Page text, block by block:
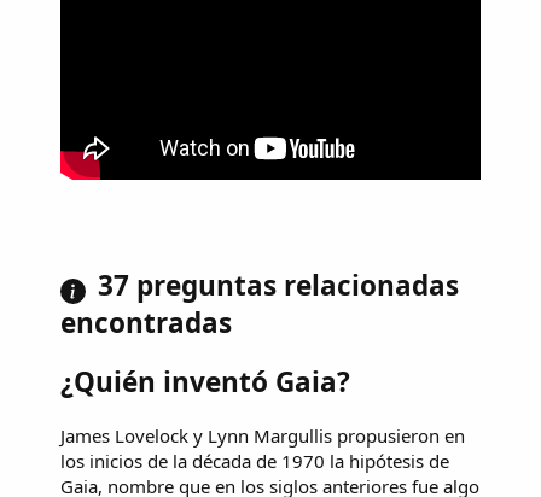
37 preguntas relacionadas
encontradas
¿Quién inventó Gaia?
James Lovelock y Lynn Margullis propusieron en
los inicios de la década de 1970 la hipótesis de
Gaia, nombre que en los siglos anteriores fue algo